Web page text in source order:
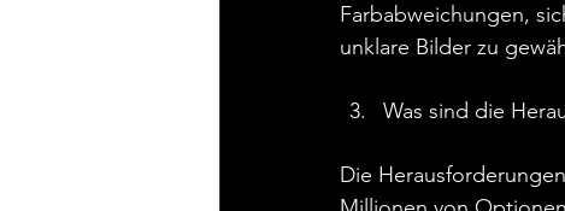
Farbabweichungen,
unklare Bilder zu
Was sind die
Die